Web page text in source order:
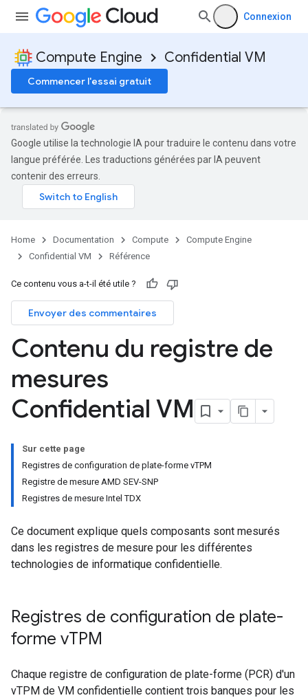
Connexion
Compute Engine Confidential VM
Commencer l'essai gratuit
Google utilise la technologie IA pour traduire le contenu dans votre
langue préférée. Les traductions générées par IA peuvent
contenir des erreurs.
Home Documentation Compute
Compute Engine
Confidential VM
Référence
Ce contenu vous a-t-il été utile ?
Envoyer des commentaires
Contenu du registre de
mesures
Confidential VM
Sur cette page
Registres de configuration de plate-forme vTPM
Registre de mesure AMD SEV-SNP
Registres de mesure Intel TDX
Ce document explique quels composants sont mesurés
dans les registres de mesure pour les différentes
technologies de informatique confidentielle.
Registres de configuration de plate-
forme vTPM
Chaque registre de configuration de plate-forme (PCR) d'un
vTPM de VM confidentielle contient trois banques pour les